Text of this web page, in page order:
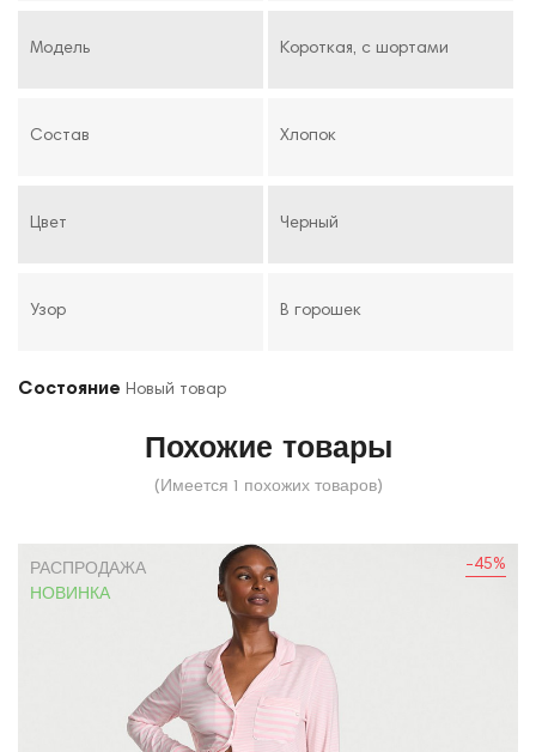
Модель Короткая, с шортами
Состав Хлопок
Цвет Черный
Узор В горошек
Состояние Новый товар
Похожие товары
(Имеется 1 похожих товаров)
-45%
РАСПРОДАЖА
НОВИНКА